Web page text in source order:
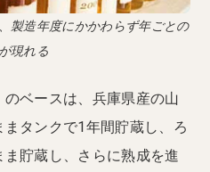
製造年度にかかわらず年ごとの
現れる
ベースは、兵庫県産の山
タンクで1年間貯蔵し、ろ
貯蔵し、さらに熟成を進